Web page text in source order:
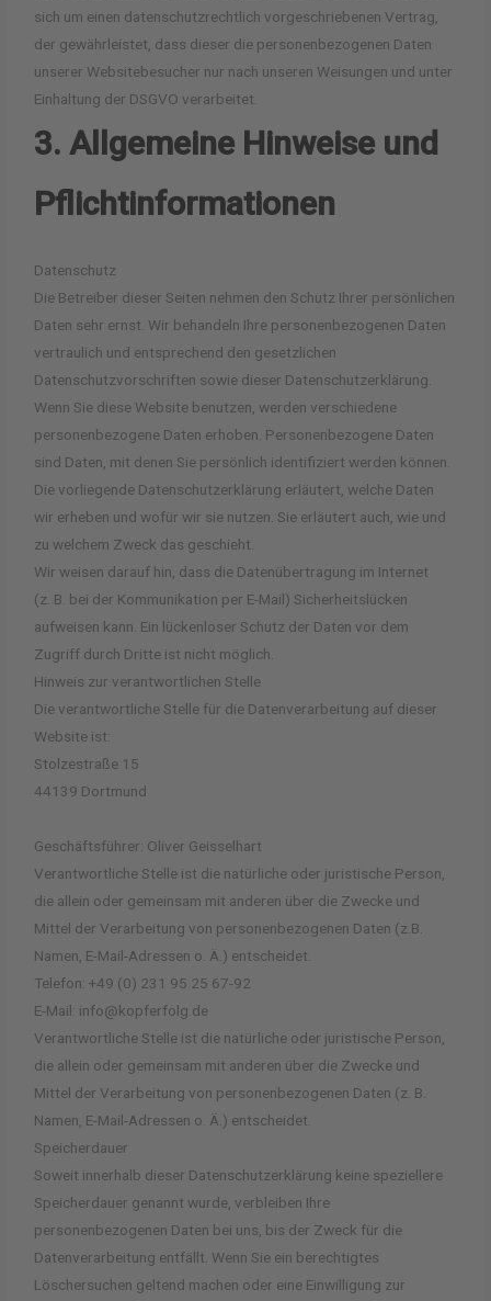
sich um einen datenschutzrechtlich vorgeschriebenen Vertrag,
der gewährleistet, dass dieser die personenbezogenen Daten
unserer Websitebesucher nur nach unseren Weisungen und unter
Einhaltung der DSGVO verarbeitet.
3. Allgemeine Hinweise und
Pflicht­informationen
Datenschutz
Die Betreiber dieser Seiten nehmen den Schutz Ihrer persönlichen
Daten sehr ernst. Wir behandeln Ihre personenbezogenen Daten
vertraulich und entsprechend den gesetzlichen
Datenschutzvorschriften sowie dieser Datenschutzerklärung.
Wenn Sie diese Website benutzen, werden verschiedene
personenbezogene Daten erhoben. Personenbezogene Daten
sind Daten, mit denen Sie persönlich identifiziert werden können.
Die vorliegende Datenschutzerklärung erläutert, welche Daten
wir erheben und wofür wir sie nutzen. Sie erläutert auch, wie und
zu welchem Zweck das geschieht.
Wir weisen darauf hin, dass die Datenübertragung im Internet
(z. B. bei der Kommunikation per E-Mail) Sicherheitslücken
aufweisen kann. Ein lückenloser Schutz der Daten vor dem
Zugriff durch Dritte ist nicht möglich.
Hinweis zur verantwortlichen Stelle
Die verantwortliche Stelle für die Datenverarbeitung auf dieser
Website ist:
Stolzestraße 15
44139 Dortmund
Geschäftsführer: Oliver Geisselhart
Verantwortliche Stelle ist die natürliche oder juristische Person,
die allein oder gemeinsam mit anderen über die Zwecke und
Mittel der Verarbeitung von personenbezogenen Daten (z.B.
Namen, E-Mail-Adressen o. Ä.) entscheidet.
Telefon: +49 (0) 231 95 25 67-92
E-Mail: info@kopferfolg.de
Verantwortliche Stelle ist die natürliche oder juristische Person,
die allein oder gemeinsam mit anderen über die Zwecke und
Mittel der Verarbeitung von personenbezogenen Daten (z. B.
Namen, E-Mail-Adressen o. Ä.) entscheidet.
Speicherdauer
Soweit innerhalb dieser Datenschutzerklärung keine speziellere
Speicherdauer genannt wurde, verbleiben Ihre
personenbezogenen Daten bei uns, bis der Zweck für die
Datenverarbeitung entfällt. Wenn Sie ein berechtigtes
Löschersuchen geltend machen oder eine Einwilligung zur